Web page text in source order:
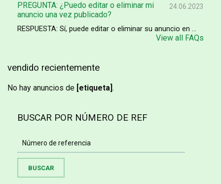
24.06.2023
PREGUNTA: ¿Puedo editar o eliminar mi
anuncio una vez publicado?
RESPUESTA: Sí, puede editar o eliminar su anuncio en ...
View all FAQs
vendido recientemente
No hay anuncios de [etiqueta].
BUSCAR POR NÚMERO DE REF